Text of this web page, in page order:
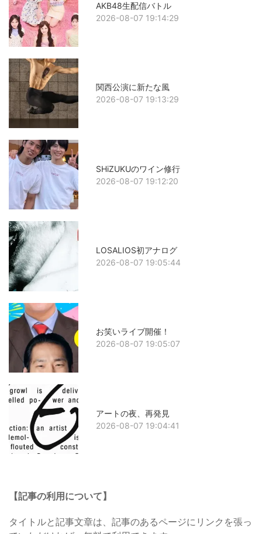
AKB48生配信バトル
2026-08-07 19:14:29
関西公演に新たな風
2026-08-07 19:13:29
SHiZUKUのワイン修行
2026-08-07 19:12:20
LOSALIOS初アナログ
2026-08-07 19:05:44
お笑いライブ開催！
2026-08-07 19:05:07
アートの夜、再発見
2026-08-07 19:04:41
【記事の利用について】
タイトルと記事文章は、記事のあるページにリンクを張っ